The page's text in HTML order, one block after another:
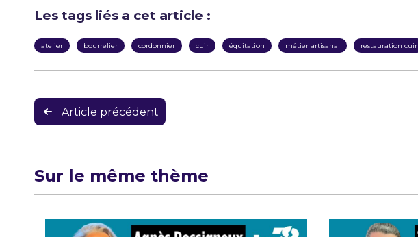
Les tags liés a cet article :
atelier bourrelier cordonnier cuir équitation métier artisanal restauration cuir
Navigation
de
Article précédent
Sur le même thème